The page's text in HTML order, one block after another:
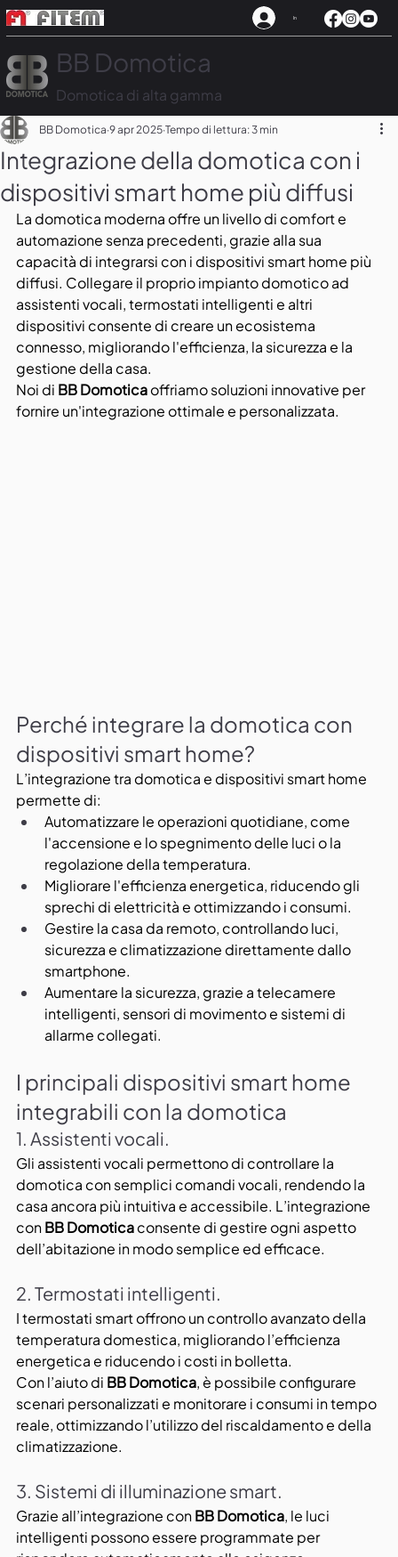
In
BB Domotica
Domotica di alta gamma
Integrazione della domotica con i
dispositivi smart home più diffusi
BB Domotica 9 apr 2025 Tempo di lettura: 3 min
La domotica moderna offre un livello di comfort e
automazione senza precedenti, grazie alla sua
capacità di integrarsi con i dispositivi smart home più
diffusi. Collegare il proprio impianto domotico ad
assistenti vocali, termostati intelligenti e altri
dispositivi consente di creare un ecosistema
connesso, migliorando l'efficienza, la sicurezza e la
gestione della casa.
Noi di BB Domotica offriamo soluzioni innovative per
fornire un'integrazione ottimale e personalizzata.
Perché integrare la domotica con
dispositivi smart home?
L’integrazione tra domotica e dispositivi smart home
permette di:
Automatizzare le operazioni quotidiane, come
l'accensione e lo spegnimento delle luci o la
regolazione della temperatura.
Migliorare l'efficienza energetica, riducendo gli
sprechi di elettricità e ottimizzando i consumi.
Gestire la casa da remoto, controllando luci,
sicurezza e climatizzazione direttamente dallo
smartphone.
Aumentare la sicurezza, grazie a telecamere
intelligenti, sensori di movimento e sistemi di
allarme collegati.
I principali dispositivi smart home
integrabili con la domotica
1. Assistenti vocali.
Gli assistenti vocali permettono di controllare la
domotica con semplici comandi vocali, rendendo la
casa ancora più intuitiva e accessibile. L’integrazione
con BB Domotica consente di gestire ogni aspetto
dell’abitazione in modo semplice ed efficace.
2. Termostati intelligenti.
I termostati smart offrono un controllo avanzato della
temperatura domestica, migliorando l’efficienza
energetica e riducendo i costi in bolletta.
Con l’aiuto di BB Domotica, è possibile configurare
scenari personalizzati e monitorare i consumi in tempo
reale, ottimizzando l’utilizzo del riscaldamento e della
climatizzazione.
3. Sistemi di illuminazione smart.
Grazie all’integrazione con BB Domotica, le luci
intelligenti possono essere programmate per